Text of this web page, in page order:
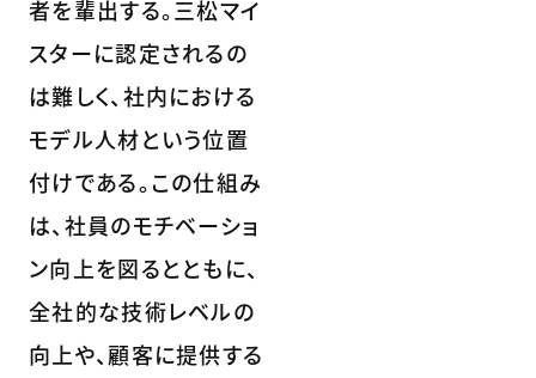
者を輩出する。三松マイ
スターに認定されるの
は難しく、社内における
モデル人材という位置
付けである。この仕組み
は、社員のモチベーショ
ン向上を図るとともに、
全社的な技術レベルの
向上や、顧客に提供する